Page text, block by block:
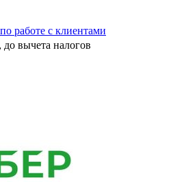
работе с клиентами
до вычета налогов